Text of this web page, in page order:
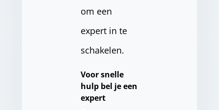
om een
expert in te
schakelen.
Voor snelle
hulp bel je een
expert